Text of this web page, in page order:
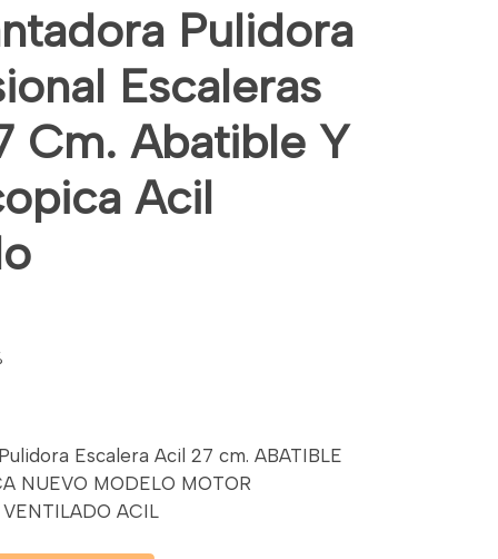
Pulidora
Escaleras
Cm. Abatible Y
Acil
Escalera Acil 27 cm. ABATIBLE
NUEVO MODELO MOTOR
ACIL